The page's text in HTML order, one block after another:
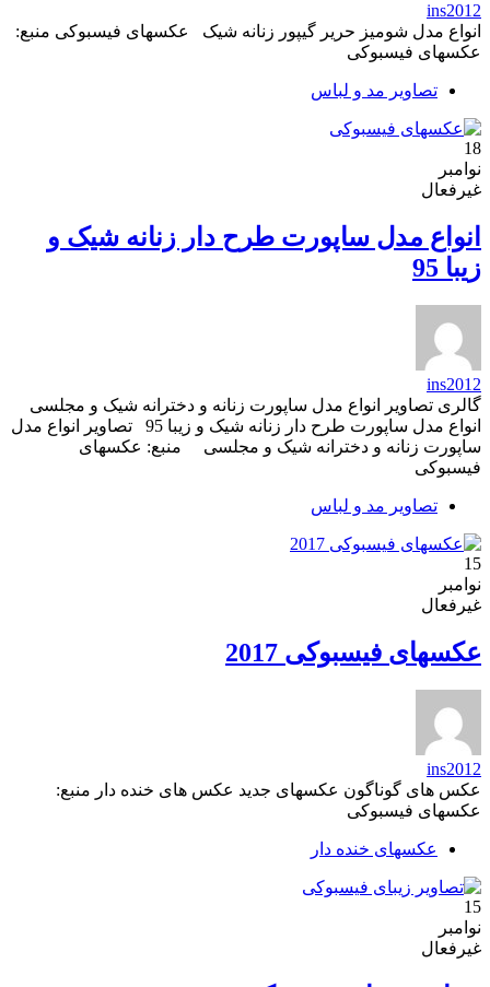
ins2012
انواع مدل شومیز حریر گیپور زنانه شیک عکسهای فیسبوکی منبع:
عکسهای فیسبوکی
تصاویر مد و لباس
18
نوامبر
غیرفعال
انواع مدل ساپورت طرح دار زنانه شیک و
زیبا 95
ins2012
گالری تصاویر انواع مدل ساپورت زنانه و دخترانه شیک و مجلسی
انواع مدل ساپورت طرح دار زنانه شیک و زیبا 95 تصاویر انواع مدل
ساپورت زنانه و دخترانه شیک و مجلسی منبع: عکسهای
فیسبوکی
تصاویر مد و لباس
15
نوامبر
غیرفعال
عکسهای فیسبوکی 2017
ins2012
عکس های گوناگون عکسهای جدید عکس های خنده دار منبع:
عکسهای فیسبوکی
عکسهای خنده دار
15
نوامبر
غیرفعال